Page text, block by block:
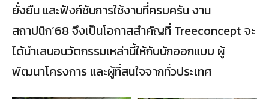
ยั่งยืน และฟังก์ชันการใช้งานที่ครบครัน งาน
สถาปนิก’68 จึงเป็นโอกาสสำคัญที่ Treeconcept จะ
ได้นำเสนอนวัตกรรมเหล่านี้ให้กับนักออกแบบ ผู้
พัฒนาโครงการ และผู้ที่สนใจจากทั่วประเทศ